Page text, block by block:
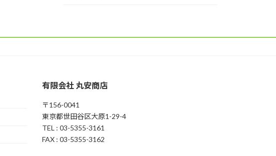
有限会社 丸安商店
〒156-0041
東京都世田谷区大原1-29-4
TEL : 03-5355-3161
FAX : 03-5355-3162